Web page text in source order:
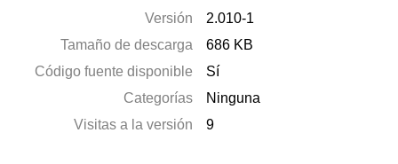
Versión
2.010-1
Tamaño de descarga
686 KB
Código fuente disponible
Sí
Categorías
Ninguna
Visitas a la versión
9